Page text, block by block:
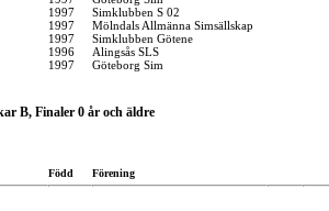
1997
Simklubben S 02
1997
Mölndals Allmänna Simsällskap
1997
Simklubben Götene
1996
Alingsås SLS
1997 Göteborg Sim
B, Finaler 0 år och äldre
Född Förening